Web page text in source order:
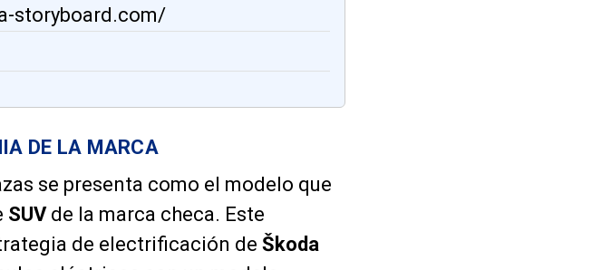
storyboard.com/
DE LA MARCA
se presenta como el modelo que
SUVde la marca checa. Este
de electrificación de Škoda